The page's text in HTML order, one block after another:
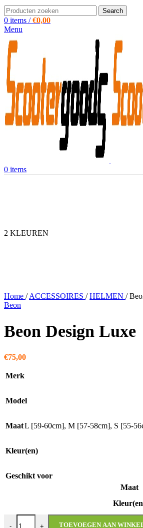
Search
0 items / €0,00
Menu
0 items
2 KLEUREN
Home / ACCESSOIRES / HELMEN /
Beon
Beon Design Luxe
€75,00
Merk
Model
MaatL [59-60cm], M [57-58cm], S [55-
Kleur(en)
Geschikt voor
Maat
-
Beon Design Luxe aantal
+ TOEVOEGEN AAN